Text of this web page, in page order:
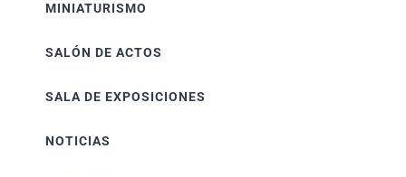
MINIATURISMO
SALÓN DE ACTOS
SALA DE EXPOSICIONES
NOTICIAS